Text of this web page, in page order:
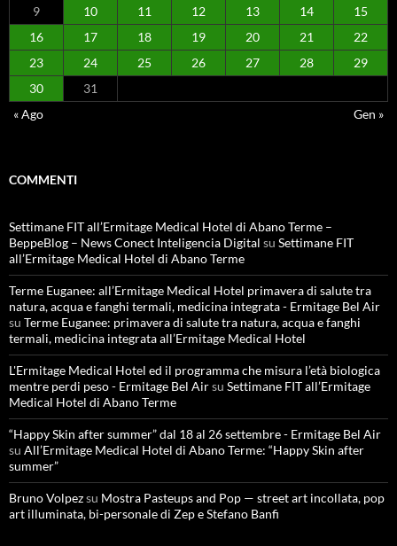
9
10 11 12 13 14
15
16
17 18 19 20 21
22
23
24 25 26 27 28
29
30
31
« Ago
Gen »
COMMENTI
Settimane FIT all’Ermitage Medical Hotel di Abano Terme –
BeppeBlog – News Conect Inteligencia Digital su Settimane FIT
all’Ermitage Medical Hotel di Abano Terme
Terme Euganee: all’Ermitage Medical Hotel primavera di salute tra
natura, acqua e fanghi termali, medicina integrata - Ermitage Bel Air
su Terme Euganee: primavera di salute tra natura, acqua e fanghi
termali, medicina integrata all’Ermitage Medical Hotel
L'Ermitage Medical Hotel ed il programma che misura l’età biologica
mentre perdi peso - Ermitage Bel Airsu Settimane FIT all’Ermitage
Medical Hotel di Abano Terme
“Happy Skin after summer” dal 18 al 26 settembre - Ermitage Bel Air
su All’Ermitage Medical Hotel di Abano Terme: “Happy Skin after
summer”
Bruno Volpezsu Mostra Pasteups and Pop — street art incollata, pop
art illuminata, bi-personale di Zep e Stefano Banfi